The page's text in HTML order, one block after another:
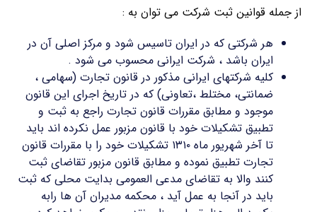
از جمله قوانین ثبت شرکت می توان به :
هر شرکتی که در ایران تاسیس شود و مرکز اصلی آن در
ایران باشد ، شرکت ایرانی محسوب می شود .
کلیه شرکتهای ایرانی مذکور در قانون تجارت (سهامی ،
ضمانتی، مختلط ،تعاونی) که در تاریخ اجرای این قانون
موجود و مطابق مقررات قانون تجارت راجع به ثبت و
تطبیق تشکیلات خود با قانون مزبور عمل نکرده اند باید
تا آخر شهریور ماه ۱۳۱۰ تشکیلات خود را با مقررات قانون
تجارت تطبیق نموده و مطابق قانون مزبور تقاضای ثبت
کنند والا به تقاضای مدعی العمومی بدایت محلی که ثبت
باید در آنجا به عمل آید ، محکمه مدیران آن ها رابه